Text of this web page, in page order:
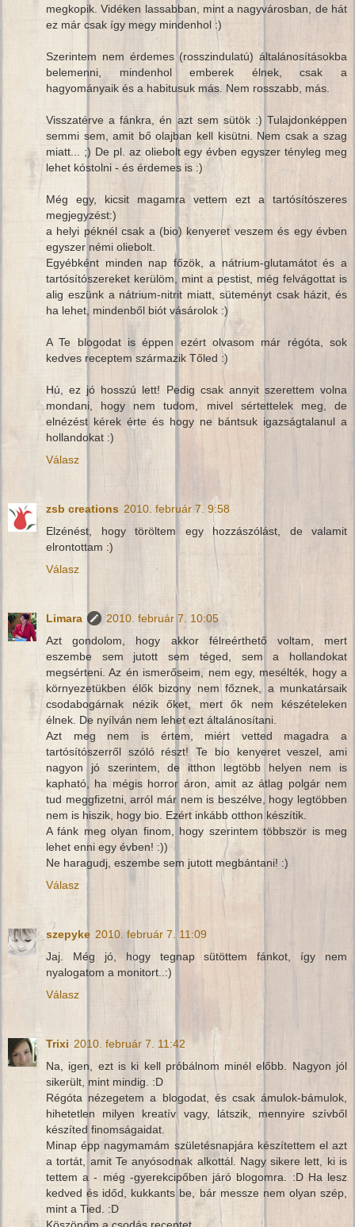
megkopik. Vidéken lassabban, mint a nagyvárosban, de hát
ez már csak így megy mindenhol :)
Szerintem nem érdemes (rosszindulatú) általánosításokba
belemenni, mindenhol emberek élnek, csak a
hagyományaik és a habitusuk más. Nem rosszabb, más.
Visszatérve a fánkra, én azt sem sütök :) Tulajdonképpen
semmi sem, amit bő olajban kell kisütni. Nem csak a szag
miatt... ;) De pl. az oliebolt egy évben egyszer tényleg meg
lehet kóstolni - és érdemes is :)
Még egy, kicsit magamra vettem ezt a tartósítószeres
megjegyzést:)
a helyi péknél csak a (bio) kenyeret veszem és egy évben
egyszer némi oliebolt.
Egyébként minden nap főzök, a nátrium-glutamátot és a
tartósítószereket kerülöm, mint a pestist, még felvágottat is
alig eszünk a nátrium-nitrit miatt, süteményt csak házit, és
ha lehet, mindenből biót vásárolok :)
A Te blogodat is éppen ezért olvasom már régóta, sok
kedves receptem származik Tőled :)
Hú, ez jó hosszú lett! Pedig csak annyit szerettem volna
mondani, hogy nem tudom, mivel sértettelek meg, de
elnézést kérek érte és hogy ne bántsuk igazságtalanul a
hollandokat :)
Válasz
zsb creations 2010. február 7. 9:58
Elzénést, hogy töröltem egy hozzászólást, de valamit
elrontottam :)
Válasz
Limara
2010. február 7. 10:05
Azt gondolom, hogy akkor félreérthető voltam, mert
eszembe sem jutott sem téged, sem a hollandokat
megsérteni. Az én ismerőseim, nem egy, mesélték, hogy a
környezetükben élők bizony nem főznek, a munkatársaik
csodabogárnak nézik őket, mert ők nem készételeken
élnek. De nyílván nem lehet ezt általánosítani.
Azt meg nem is értem, miért vetted magadra a
tartósítószerről szóló részt! Te bio kenyeret veszel, ami
nagyon jó szerintem, de itthon legtöbb helyen nem is
kapható, ha mégis horror áron, amit az átlag polgár nem
tud meggfizetni, arról már nem is beszélve, hogy legtöbben
nem is hiszik, hogy bio. Ezért inkább otthon készítik.
A fánk meg olyan finom, hogy szerintem többször is meg
lehet enni egy évben! :))
Ne haragudj, eszembe sem jutott megbántani! :)
Válasz
szepyke 2010. február 7. 11:09
Jaj. Még jó, hogy tegnap sütöttem fánkot, így nem
nyalogatom a monitort..:)
Válasz
Trixi 2010. február 7. 11:42
Na, igen, ezt is ki kell próbálnom minél előbb. Nagyon jól
sikerült, mint mindig. :D
Régóta nézegetem a blogodat, és csak ámulok-bámulok,
hihetetlen milyen kreatív vagy, látszik, mennyire szívből
készíted finomságaidat.
Minap épp nagymamám születésnapjára készítettem el azt
a tortát, amit Te anyósodnak alkottál. Nagy sikere lett, ki is
tettem a - még -gyerekcipőben járó blogomra. :D Ha lesz
kedved és időd, kukkants be, bár messze nem olyan szép,
mint a Tied. :D
Köszönöm a csodás receptet.